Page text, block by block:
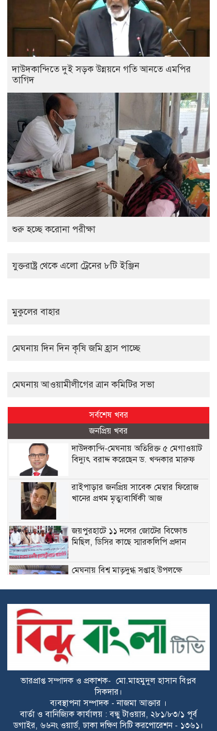
দাউদকান্দিতে দুই সড়ক উন্নয়নে গতি আনতে এমপির
তাগিদ
শুরু হচ্ছে করোনা পরীক্ষা
যুক্তরাষ্ট্র থেকে এলো ট্রেনের ৮টি ইঞ্জিন
মুকুলের বাহার
মেঘনায় দিন দিন কৃষি জমি হ্রাস পাচ্ছে
মেঘনায় আওয়ামীলীগের ত্রান কমিটির সভা
সর্বশেষ খবর
জনপ্রিয় খবর
দাউদকান্দি-মেঘনায় অতিরিক্ত ৫ মেগাওয়াট
বিদ্যুৎ বরাদ্দ করেছেন ড. খন্দকার মারুফ
রাইপাড়ার জনপ্রিয় সাবেক মেম্বার ফিরোজ
খানের প্রথম মৃত্যুবার্ষিকী আজ
জয়পুরহাটে ১১ দলের জোটের বিক্ষোভ
মিছিল, ডিসির কাছে স্মারকলিপি প্রদান
মেঘনায় বিশ্ব মাতৃদুগ্ধ সপ্তাহ উপলক্ষে
মহেশখালীর এলএনজি টার্মিনাল
হাসিনাকে সুযোগ দিয়ে কী অর্জন করতে চায়
ভারত? প্রশ্ন তুলল বিএনপি
ডকুমেন্টরিতে আবু সাঈদ ও খালেদা জিয়ার
ছবি না থাকা নিয়ে যা বললেন রাষ্ট্রপতি
ট্রাইব্যুনালে কল রেকর্ড: সাদ্দাম-ইনানকে
ভারপ্রাপ্ত সম্পাদক ও প্রকাশক- মো.মাহমুদুল হাসান বিপ্লব
সিকদার।
ব্যবস্থাপনা সম্পাদক - নাজমা আক্তার ।
বার্তা ও বানিজ্যিক কার্যালয় : বন্ধু টাওয়ার, ২৮১/৮৩/১ পূর্ব
ডগাইর, ৬৬নং ওয়ার্ড, ঢাকা দক্ষিণ সিটি করপোরেশন - ১৩৬১।